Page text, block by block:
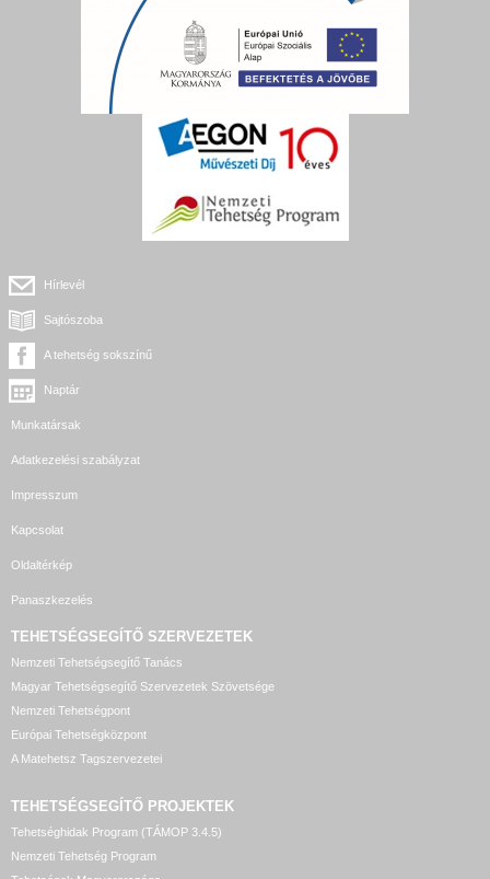
Hírlevél
Sajtószoba
A tehetség sokszínű
Naptár
Munkatársak
Adatkezelési szabályzat
Impresszum
Kapcsolat
Oldaltérkép
Panaszkezelés
TEHETSÉGSEGÍTŐ SZERVEZETEK
Nemzeti Tehetségsegítő Tanács
Magyar Tehetségsegítő Szervezetek Szövetsége
Nemzeti Tehetségpont
Európai Tehetségközpont
A Matehetsz Tagszervezetei
TEHETSÉGSEGÍTŐ PROJEKTEK
Tehetséghidak Program (TÁMOP 3.4.5)
Nemzeti Tehetség Program